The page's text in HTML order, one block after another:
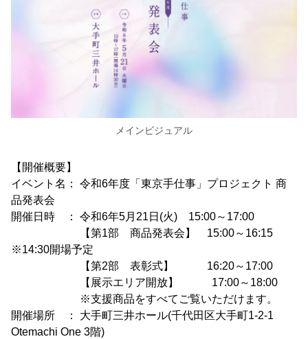
メインビジュアル
【開催概要】
イベント名： 令和6年度「東京手仕事」プロジェクト 商
品発表会
開催日時 ： 令和6年5月21日(火) 15:00～17:00
【第1部 商品発表会】 15:00～16:15
※14:30開場予定
【第2部 表彰式】 16:20～17:00
【展示エリア開放】 17:00～18:00
※支援商品をすべてご覧いただけます。
開催場所 ： 大手町三井ホール(千代田区大手町1-2-1
Otemachi One 3階)